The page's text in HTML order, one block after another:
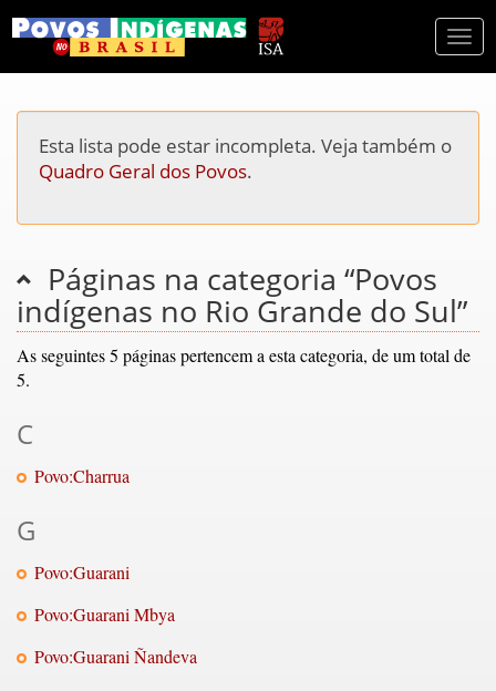
Esta lista pode estar incompleta. Veja também o
Quadro Geral dos Povos.
Páginas na categoria “Povos
indígenas no Rio Grande do Sul”
As seguintes 5 páginas pertencem a esta categoria, de um total de
5.
C
Povo:Charrua
G
Povo:Guarani
Povo:Guarani Mbya
Povo:Guarani Ñandeva